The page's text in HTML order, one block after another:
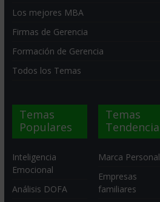
Los mejores MBA
Firmas de Gerencia
Formación de Gerencia
Todos los Temas
Temas
Populares
Inteligencia
Emocional
Análisis DOFA
Temas
Tendencia
Marca Personal
Empresas
familiares